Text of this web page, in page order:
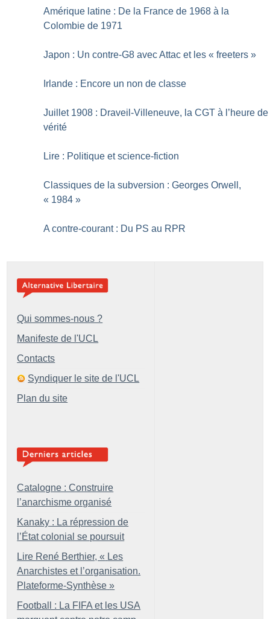
Amérique latine : De la France de 1968 à la
Colombie de 1971
Japon : Un contre-G8 avec Attac et les « freeters »
Irlande : Encore un non de classe
Juillet 1908 : Draveil-Villeneuve, la CGT à l’heure de
vérité
Lire : Politique et science-fiction
Classiques de la subversion : Georges Orwell,
« 1984 »
A contre-courant : Du PS au RPR
Qui sommes-nous ?
Manifeste de l'UCL
Contacts
Syndiquer le site de l'UCL
Plan du site
Catalogne : Construire
l’anarchisme organisé
Kanaky : La répression de
l’État colonial se poursuit
Lire René Berthier, « Les
Anarchistes et l’organisation.
Plateforme-Synthèse »
Football : La FIFA et les USA